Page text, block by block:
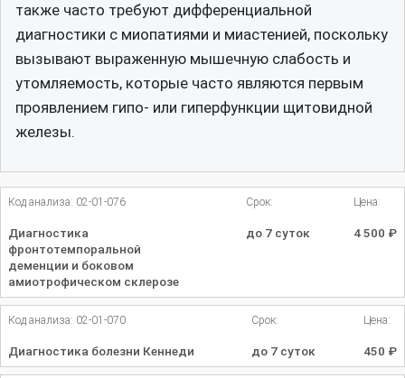
также часто требуют дифференциальной
диагностики с миопатиями и миастенией, поскольку
вызывают выраженную мышечную слабость и
утомляемость, которые часто являются первым
проявлением гипо- или гиперфункции щитовидной
железы.
Код анализа: 02-01-076
Диагностика
фронтотемпоральной
деменции и боковом
амиотрофическом склерозе
Срок:
до 7 суток
Цена:
4 500 ₽
Код анализа: 02-01-070
Диагностика болезни Кеннеди
Срок:
до 7 суток
Цена:
450 ₽